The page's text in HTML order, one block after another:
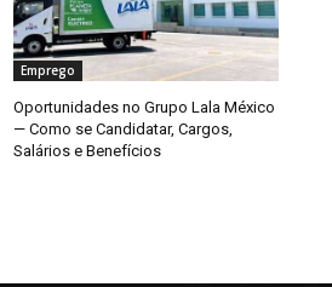
Emprego
Oportunidades no Grupo Lala México
— Como se Candidatar, Cargos,
Salários e Benefícios